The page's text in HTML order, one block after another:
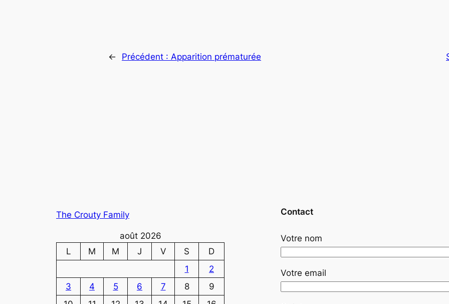
← Précédent : Apparition prématurée
The Crouty Family
août 2026
L
M M J V S
D
1
2
3
4 5 6 7 8
9
Contact
Votre nom
Votre email